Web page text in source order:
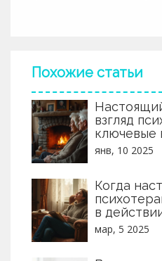
Похожие статьи
взгляд
ключевые
янв, 10 2025
Когда
в
мар, 5 2025